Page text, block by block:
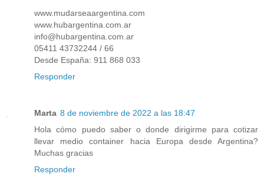
www.mudarseaargentina.com
www.hubargentina.com.ar
info@hubargentina.com.ar
05411 43732244 / 66
Desde España: 911 868 033
Responder
Marta 8 de noviembre de 2022 a las 18:47
Hola cómo puedo saber o donde dirigirme para cotizar
llevar medio container hacia Europa desde Argentina?
Muchas gracias
Responder